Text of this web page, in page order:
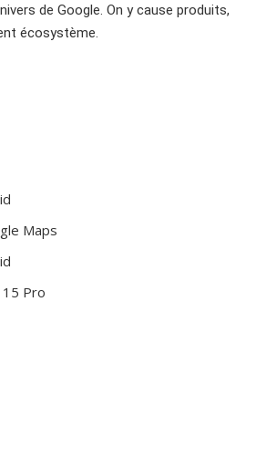
de Google. On y cause produits,
écosystème.
Maps
Pro